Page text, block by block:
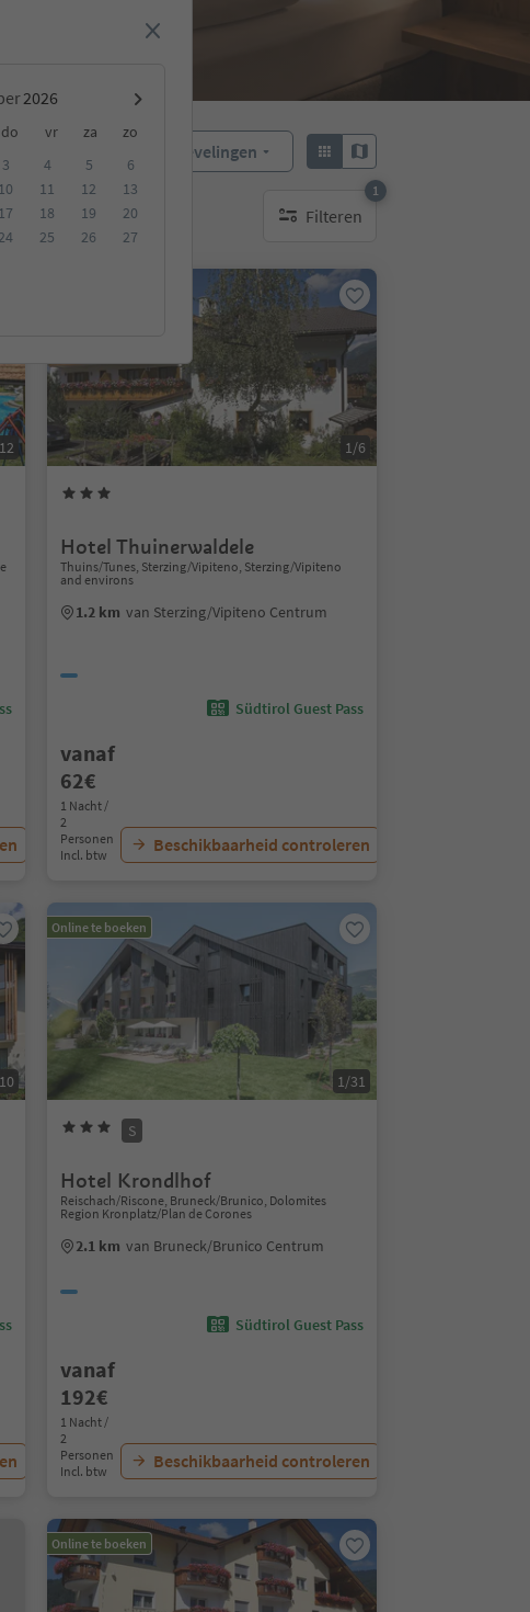
do vr za
zo
3 4 5
6
10 11 12
13
17 18 19
20
24 25 26
27
Aanbevelingen
Filteren
1
1 actief filter
1/6
Hotel Thuinerwaldele
Thuins/Tunes, Sterzing/Vipiteno, Sterzing/Vipiteno
and environs
1.2 km van Sterzing/Vipiteno Centrum
Südtirol Guest Pass
vanaf
62€
1 Nacht /
2
Personen
Incl. btw
Beschikbaarheid controleren
Online te boeken
1/31
S
Hotel Krondlhof
Reischach/Riscone, Bruneck/Brunico, Dolomites
Region Kronplatz/Plan de Corones
2.1 km van Bruneck/Brunico Centrum
Südtirol Guest Pass
vanaf
192€
1 Nacht /
2
Personen
Incl. btw
Beschikbaarheid controleren
Online te boeken